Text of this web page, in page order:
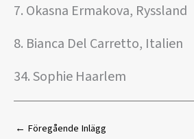
7. Okasna Ermakova, Ryssland
8. Bianca Del Carretto, Italien
34. Sophie Haarlem
← Föregående Inlägg